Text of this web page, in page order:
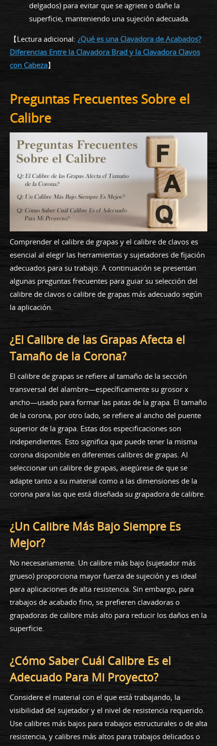
delgados) para evitar que se agriete o dañe la
superficie, manteniendo una sujeción adecuada.
【Lectura adicional: ¿Qué es una Clavadora de Acabados?
Diferencias Entre la Clavadora Brad y la Clavadora Clavos
con Cabeza】
Preguntas Frecuentes Sobre el
Calibre
Comprender el calibre de grapas y el calibre de clavos es
esencial al elegir las herramientas y sujetadores de fijación
adecuados para su trabajo. A continuación se presentan
algunas preguntas frecuentes para guiar su selección del
calibre de clavos o calibre de grapas más adecuado según
la aplicación.
¿El Calibre de las Grapas Afecta el
Tamaño de la Corona?
El calibre de grapas se refiere al tamaño de la sección
transversal del alambre—específicamente su grosor x
ancho—usado para formar las patas de la grapa. El tamaño
de la corona, por otro lado, se refiere al ancho del puente
superior de la grapa. Estas dos especificaciones son
independientes. Esto significa que puede tener la misma
corona disponible en diferentes calibres de grapas. Al
seleccionar un calibre de grapas, asegúrese de que se
adapte tanto a su material como a las dimensiones de la
corona para las que está diseñada su grapadora de calibre.
¿Un Calibre Más Bajo Siempre Es
Mejor?
No necesariamente. Un calibre más bajo (sujetador más
grueso) proporciona mayor fuerza de sujeción y es ideal
para aplicaciones de alta resistencia. Sin embargo, para
trabajos de acabado fino, se prefieren clavadoras o
grapadoras de calibre más alto para reducir los daños en la
superficie.
¿Cómo Saber Cuál Calibre Es el
Adecuado Para Mi Proyecto?
Considere el material con el que está trabajando, la
visibilidad del sujetador y el nivel de resistencia requerido.
Use calibres más bajos para trabajos estructurales o de alta
resistencia, y calibres más altos para trabajos delicados o